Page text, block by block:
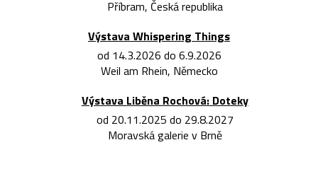
Příbram, Česká republika
Výstava Whispering Things
od 14.3.2026 do 6.9.2026
Weil am Rhein, Německo
Výstava Liběna Rochová: Doteky
od 20.11.2025 do 29.8.2027
Moravská galerie v Brně